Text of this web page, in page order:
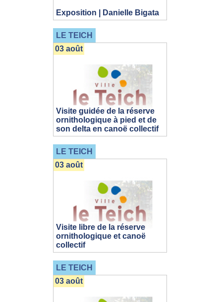
Exposition | Danielle Bigata
LE TEICH
Visite guidée de la réserve
ornithologique à pied et de
son delta en canoë collectif
03 août
LE TEICH
Visite libre de la réserve
ornithologique et canoë
collectif
03 août
LE TEICH
03 août